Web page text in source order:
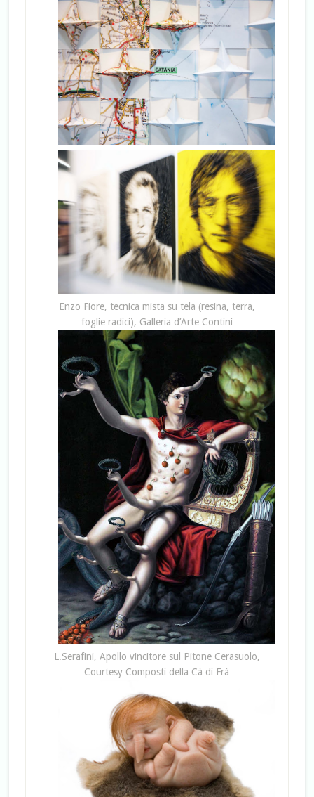
Enzo Fiore, tecnica mista su tela (resina, terra,
foglie radici), Galleria d’Arte Contini
L.Serafini, Apollo vincitore sul Pitone Cerasuolo,
Courtesy Composti della Cà di Frà